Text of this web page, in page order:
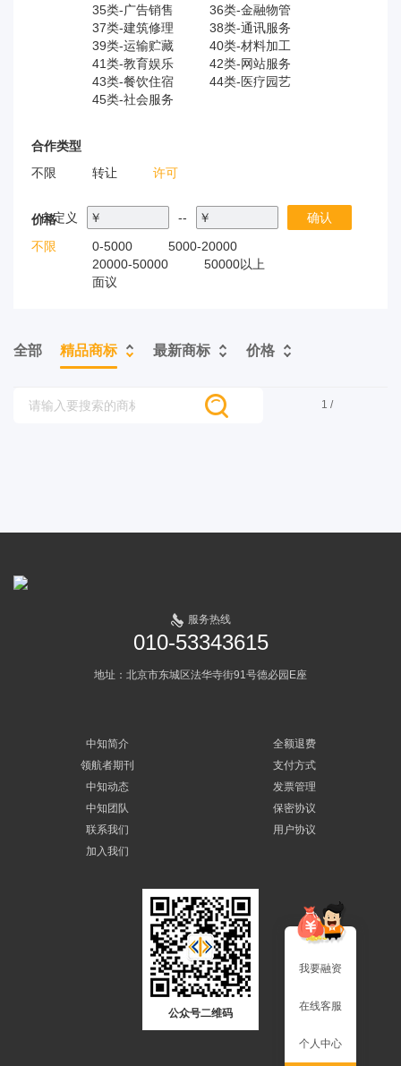
35类-广告销售
36类-金融物管
37类-建筑修理
38类-通讯服务
39类-运输贮藏
40类-材料加工
41类-教育娱乐
42类-网站服务
43类-餐饮住宿
44类-医疗园艺
45类-社会服务
合作类型
不限
转让 许可
价格
不限
0-5000
5000-20000
20000-50000
50000以上
面议
自定义 ￥ -- ￥ 确认
全部 精品商标 最新商标 价格
1 /
服务热线
010-53343615
地址：北京市东城区法华寺街91号德必园E座
中知简介
领航者期刊
中知动态
中知团队
联系我们
加入我们
全额退费
支付方式
发票管理
保密协议
用户协议
公众号二维码
我要融资
在线客服
个人中心